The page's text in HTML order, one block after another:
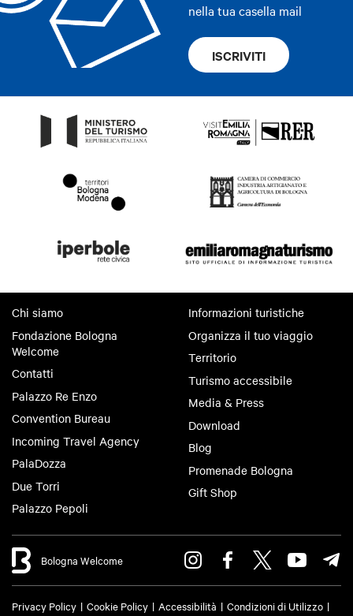
nella tua casella mail
ISCRIVITI
Chi siamo
Fondazione Bologna
Welcome
Contatti
Palazzo Re Enzo
Convention Bureau
Incoming Travel Agency
PalaDozza
Due Torri
Palazzo Pepoli
Informazioni turistiche
Organizza il tuo viaggio
Territorio
Turismo accessibile
Media & Press
Download
Blog
Promenade Bologna
Gift Shop
Bologna Welcome
Privacy Policy Cookie Policy Accessibilità
Condizioni di Utilizzo